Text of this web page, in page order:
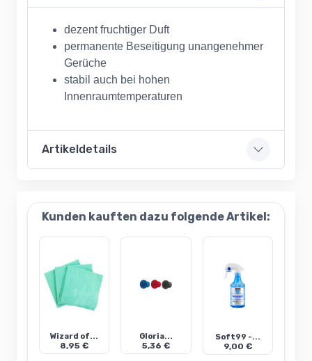
dezent fruchtiger Duft
permanente Beseitigung unangenehmer
Gerüche
stabil auch bei hohen
Innenraumtemperaturen
Artikeldetails
Kunden kauften dazu folgende Artikel:
Wizard of...
8,95 €
Gloria...
5,36 €
Soft99 -...
9,00 €